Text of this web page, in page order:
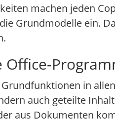
machen jeden
Grundmodelle ein.
in
auch geteilte
aus Dokumenten